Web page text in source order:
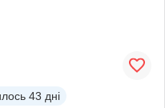
43 дні